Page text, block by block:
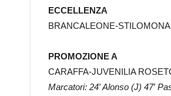
ECCELLENZA
BRANCALEONE-
PROMOZIONE A
CARAFFA-JUVENILIA
Marcatori: 24′ Alonso (J) 47′